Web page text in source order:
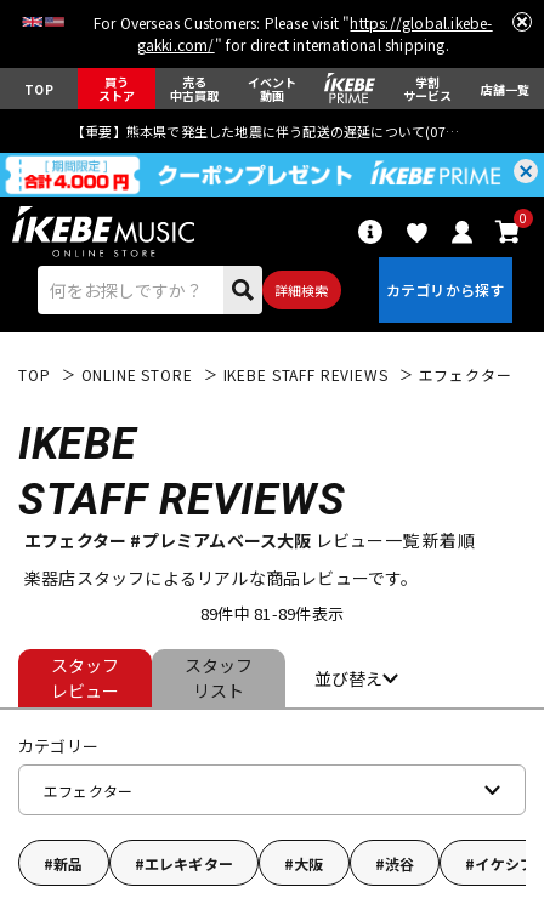
For Overseas Customers: Please visit "https://global.ikebe-
gakki.com/" for direct international shipping.
TOP 買う
ストア
売る
中古買取
イベント
動画
学割
サービス 店舗一覧
【重要】熊本県で発生した地震に伴う配送の遅延について(07月29日
詳細検索
0
エレキギター
ベース ウクレレ
ドラム パーカッション
管楽器 その他楽器
TOP ONLINE STORE IKEBE STAFF REVIEWS エフェクター
IKEBE
STAFF REVIEWS
エフェクター #プレミアムベース大阪 レビュー一覧 新着順
楽器店スタッフによるリアルな商品レビューです。
89件中 81-89件表示
スタッフ
レビュー
スタッフ
リスト
並び替え
カテゴリー
エフェクター
新品 エレキギター 大阪 渋谷 イケシブ